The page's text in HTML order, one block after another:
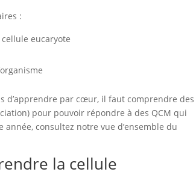
:
eucaryote
d’apprendre par cœur, il faut comprendre des
pour pouvoir répondre à des QCM qui
année, consultez notre vue d’ensemble du
la cellule